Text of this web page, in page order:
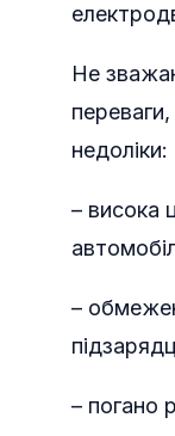
Не
недоліки:
– висока
–
– погано